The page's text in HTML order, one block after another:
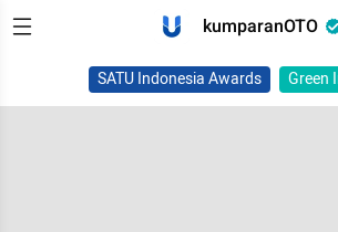
kumparanOTO
SATU Indonesia Awards Green